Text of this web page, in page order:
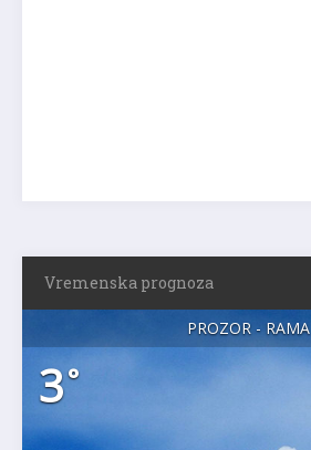
Vremenska prognoza
PROZOR - RAMA
3°